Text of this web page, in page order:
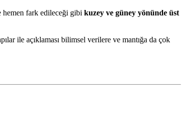
hemen fark edileceği gibi kuzey ve güney yönünde üst
ile açıklaması bilimsel verilere ve mantığa da çok